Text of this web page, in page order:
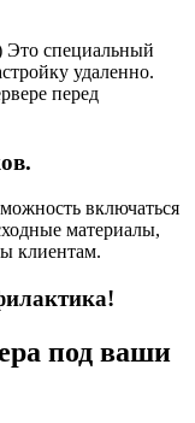
специальный
удаленно.
перед
включаться
материалы,
клиентам.
под ваши